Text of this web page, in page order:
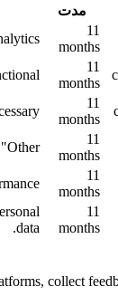
مدت
11
months
11
months
11
months
11
months
11
months
11
months
data.
collect